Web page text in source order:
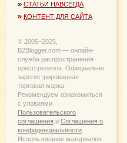
СТАТЬИ НАВСЕГДА
КОНТЕНТ ДЛЯ САЙТА
© 2005−2025,
B2Blogger.com — онлайн-
служба распространения
пресс-релизов. Официально
зарегистрированная
торговая марка.
Рекомендуем ознакомиться
с уловиями
Пользовательского
соглашения и Соглашения о
конфиденциальности
Использование материалов